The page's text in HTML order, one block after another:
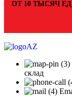
ОТ 10 ТЫСЯЧ
склад